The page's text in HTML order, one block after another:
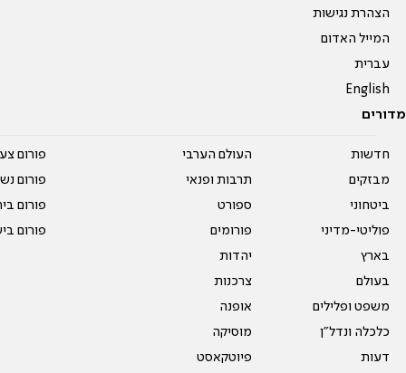
הצהרת נגישות
המייל האדום
עברית
English
מדורים
חדשות
מבזקים
ביטחוני
פוליטי-מדיני
בארץ
בעולם
משפט ופלילים
כלכלה ונדל"ן
דעות
העולם הערבי
תרבות ופנאי
ספורט
פורומים
יהדות
צרכנות
אופנה
מוסיקה
פיוטקאסט
פורום
פורום
פורום
פורום